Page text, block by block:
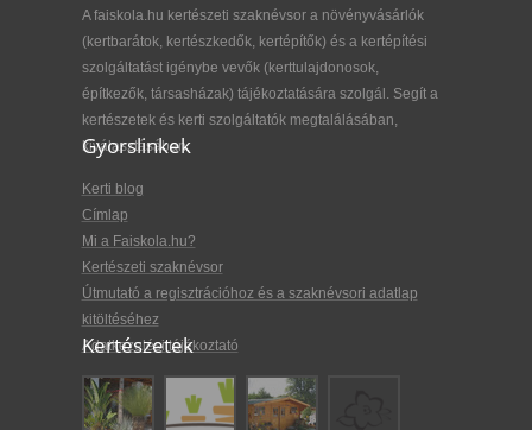
A faiskola.hu kertészeti szaknévsor a növényvásárlók
(kertbarátok, kertészkedők, kertépítők) és a kertépítési
szolgáltatást igénybe vevők (kerttulajdonosok,
építkezők, társasházak) tájékoztatására szolgál. Segít a
kertészetek és kerti szolgáltatók megtalálásában,
kiválasztásában.
Gyorslinkek
Kerti blog
Címlap
Mi a Faiskola.hu?
Kertészeti szaknévsor
Útmutató a regisztrációhoz és a szaknévsori adatlap
kitöltéséhez
Adatkezelési tájékoztató
Kertészetek